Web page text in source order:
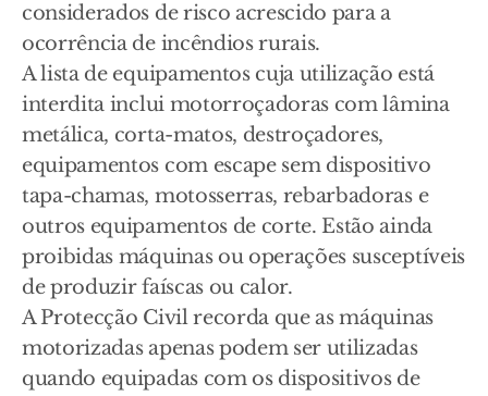
considerados de risco acrescido para a
ocorrência de incêndios rurais.
A lista de equipamentos cuja utilização está
interdita inclui motorroçadoras com lâmina
metálica, corta-matos, destroçadores,
equipamentos com escape sem dispositivo
tapa-chamas, motosserras, rebarbadoras e
outros equipamentos de corte. Estão ainda
proibidas máquinas ou operações susceptíveis
de produzir faíscas ou calor.
A Protecção Civil recorda que as máquinas
motorizadas apenas podem ser utilizadas
quando equipadas com os dispositivos de